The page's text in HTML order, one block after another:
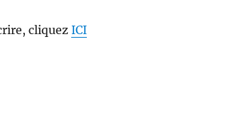
cliquez ICI